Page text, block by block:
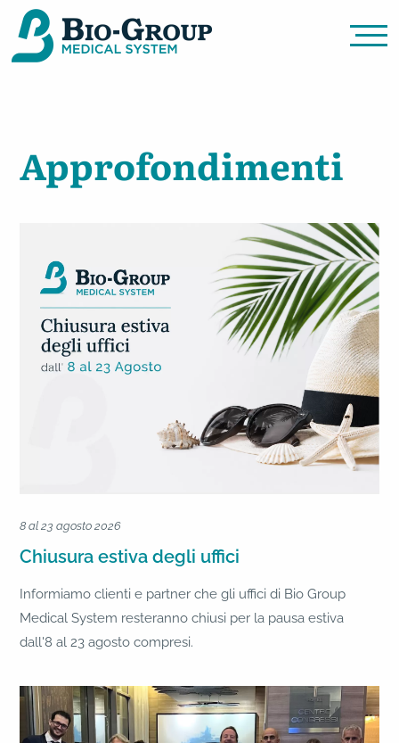
Approfondimenti
8 al 23 agosto 2026
Chiusura estiva degli uffici
Informiamo clienti e partner che gli uffici di Bio Group
Medical System resteranno chiusi per la pausa estiva
dall'8 al 23 agosto compresi.